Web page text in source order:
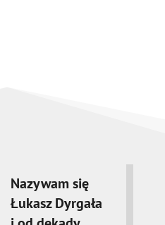
Nazywam się
Łukasz Dyrgała